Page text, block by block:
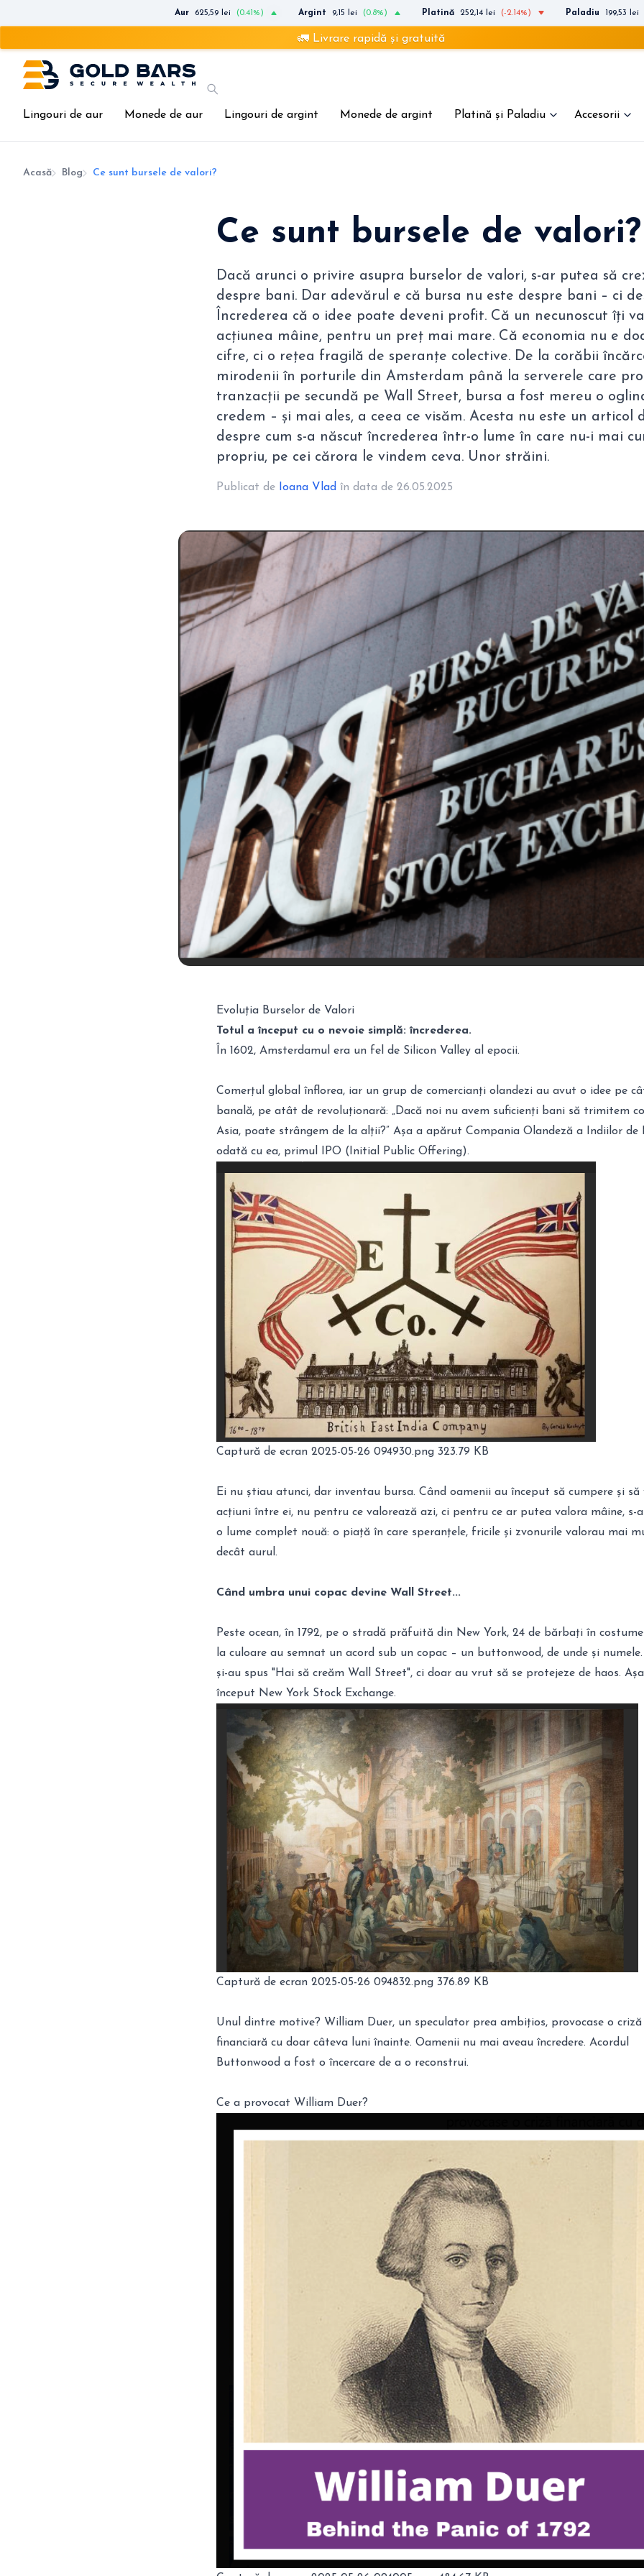
Aur 625,59 lei (0.41%) Argint 9,15 lei (0.8%) Platină 252,14 lei (-2.14%) Paladiu 199,53 lei
🚛 Livrare rapidă și gratuită
Lingouri de aur Monede de aur Lingouri de argint Monede de argint Platină și Paladiu Accesorii
Acasă Blog Ce sunt bursele de valori?
Ce sunt bursele de valori?
Dacă arunci o privire asupra burselor de valori, s-ar putea să
despre bani. Dar adevărul e că bursa nu este despre bani – ci
Încrederea că o idee poate deveni profit. Că un necunoscut îți
acțiunea mâine, pentru un preț mai mare. Că economia nu e
cifre, ci o rețea fragilă de speranțe colective. De la corăbii
mirodenii în porturile din Amsterdam până la serverele care
tranzacții pe secundă pe Wall Street, bursa a fost mereu o
credem – și mai ales, a ceea ce visăm. Acesta nu este un articol
despre cum s-a născut încrederea într-o lume în care nu-i mai
propriu, pe cei cărora le vindem ceva. Unor străini.
Publicat de Ioana Vlad în data de 26.05.2025
Evoluția Burselor de Valori
Totul a început cu o nevoie simplă: încrederea.
În 1602, Amsterdamul era un fel de Silicon Valley al epocii.
Comerțul global înflorea, iar un grup de comercianți olandezi au avut o idee pe
banală, pe atât de revoluționară: „Dacă noi nu avem suficienți bani să trimitem
Asia, poate strângem de la alții?” Așa a apărut Compania Olandeză a Indiilor de
odată cu ea, primul IPO (Initial Public Offering).
Captură de ecran 2025-05-26 094930.png 323.79 KB
Ei nu știau atunci, dar inventau bursa. Când oamenii au început să cumpere și să
acțiuni între ei, nu pentru ce valorează azi, ci pentru ce ar putea valora mâine, s-
o lume complet nouă: o piață în care speranțele, fricile și zvonurile valorau mai
decât aurul.
Când umbra unui copac devine Wall Street...
Peste ocean, în 1792, pe o stradă prăfuită din New York, 24 de bărbați în
la culoare au semnat un acord sub un copac – un buttonwood, de unde și
și-au spus "Hai să creăm Wall Street", ci doar au vrut să se protejeze de haos.
început New York Stock Exchange.
Captură de ecran 2025-05-26 094832.png 376.89 KB
Unul dintre motive? William Duer, un speculator prea ambițios, provocase o criză
financiară cu doar câteva luni înainte. Oamenii nu mai aveau încredere. Acordul
Buttonwood a fost o încercare de a o reconstrui.
Ce a provocat William Duer?